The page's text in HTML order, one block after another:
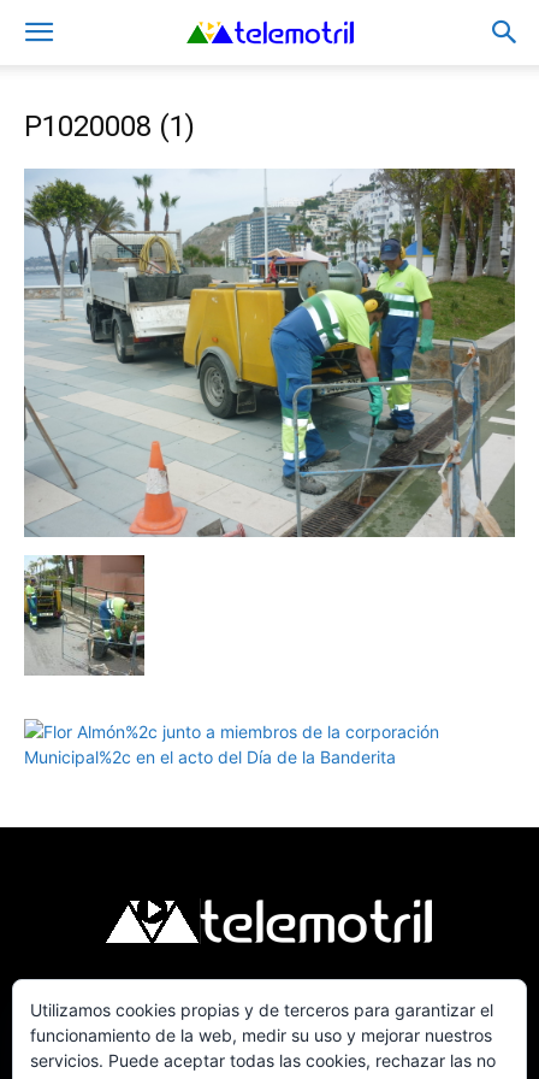
P1020008 (1)
Telemotril, la Televisión Digital de la Costa
Tropical de Granada. Siguenos en Fm a traves
Utilizamos cookies propias y de terceros para garantizar el
funcionamiento de la web, medir su uso y mejorar nuestros
servicios. Puede aceptar todas las cookies, rechazar las no